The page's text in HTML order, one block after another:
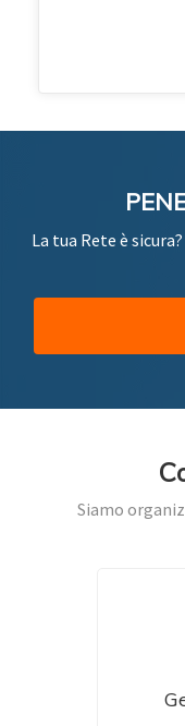
La tua Rete è
Siamo